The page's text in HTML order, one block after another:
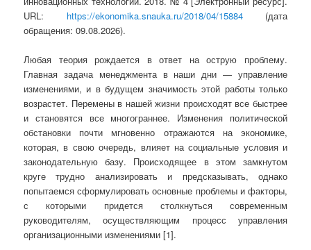
URL: https://ekonomika.snauka.ru/2018/04/15884(дата
обращения: 09.08.2026).
Любая теория рождается в ответ на острую проблему.
Главная задача менеджмента в наши дни — управление
изменениями, и в будущем значимость этой работы только
возрастет. Перемены в нашей жизни происходят все быстрее
и становятся все многограннее. Изменения политической
обстановки почти мгновенно отражаются на экономике,
которая, в свою очередь, влияет на социальные условия и
законодательную базу. Происходящее в этом замкнутом
круге трудно анализировать и предсказывать, однако
попытаемся сформулировать основные проблемы и факторы,
с которыми придется столкнуться современным
руководителям, осуществляющим процесс управления
организационными изменениями [1].